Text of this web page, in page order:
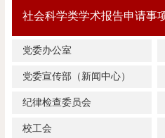
社会科学类学术报告申请事
党委办公室
党委宣传部（新闻中心）
纪律检查委员会
校工会